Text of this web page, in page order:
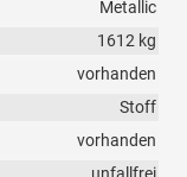
Metallic
1612 kg
vorhanden
Stoff
vorhanden